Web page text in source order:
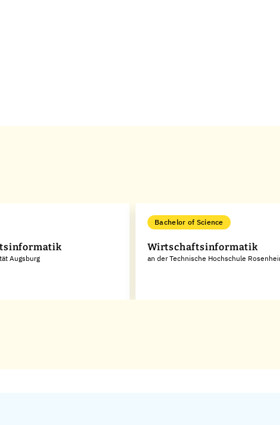
Augsburg
Bachelor of Science
Wirtschaftsinformatik
an der Technische Hochschule